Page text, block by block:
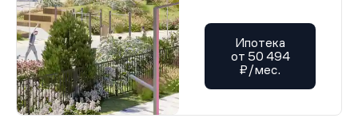
Ипотека
от 50 494
₽/мес.